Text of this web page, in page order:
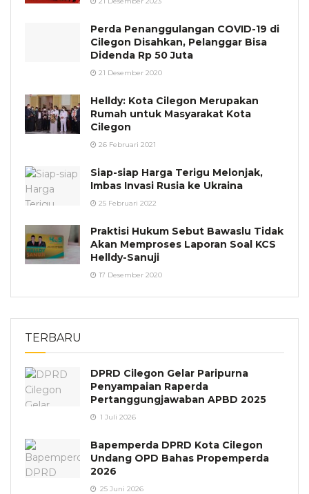
Perda Penanggulangan COVID-19 di
Cilegon Disahkan, Pelanggar Bisa
Didenda Rp 50 Juta
21 Desember 2020
Helldy: Kota Cilegon Merupakan
Rumah untuk Masyarakat Kota
Cilegon
26 Februari 2021
Siap-siap Harga Terigu Melonjak,
Imbas Invasi Rusia ke Ukraina
25 Februari 2022
Praktisi Hukum Sebut Bawaslu Tidak
Akan Memproses Laporan Soal KCS
Helldy-Sanuji
17 Desember 2020
TERBARU
DPRD Cilegon Gelar Paripurna
Penyampaian Raperda
Pertanggungjawaban APBD 2025
1 Juli 2026
Bapemperda DPRD Kota Cilegon
Undang OPD Bahas Propemperda
2026
25 Juni 2026